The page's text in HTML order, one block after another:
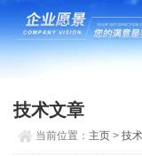
技术文章
当前位置： 主页 >技